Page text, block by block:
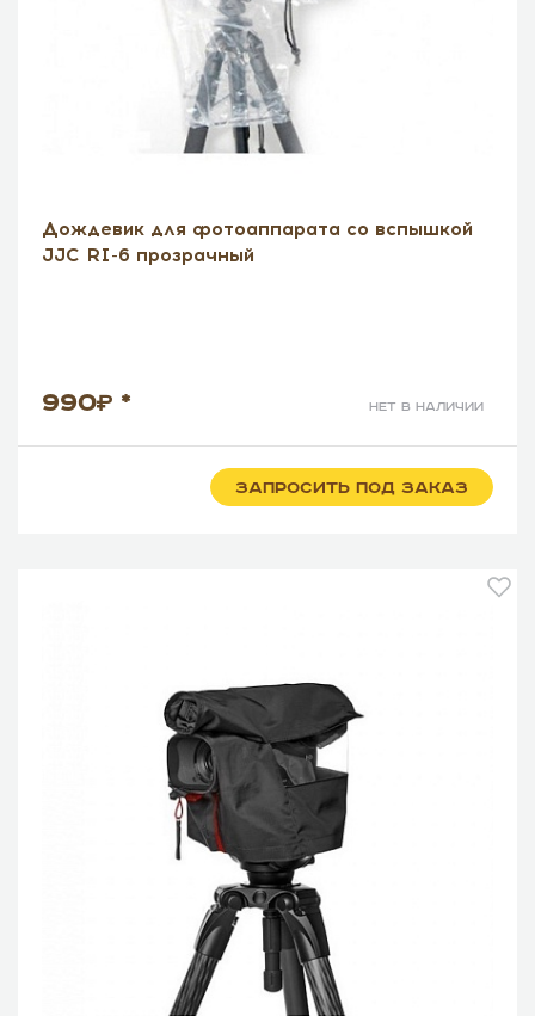
Дождевик для фотоаппарата со вспышкой
JJC RI-6 прозрачный
990 * нет в наличии
ЗАПРОСИТЬ ПОД ЗАКАЗ